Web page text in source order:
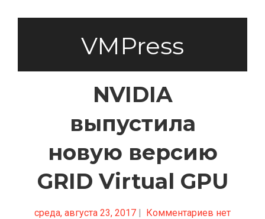
VMPress
NVIDIA
выпустила
новую версию
GRID Virtual GPU
среда, августа 23, 2017 | Комментариев нет